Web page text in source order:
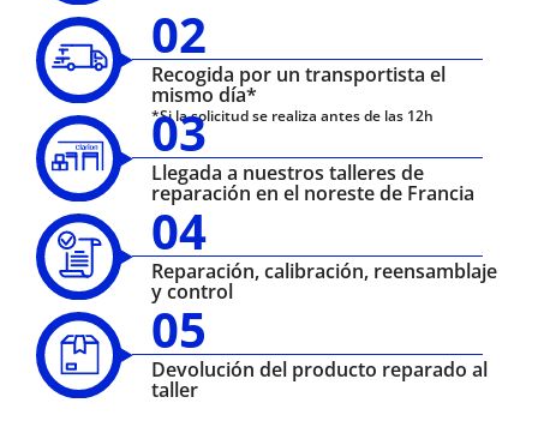
02
Recogida por un transportista el
mismo día*
*Si la solicitud se realiza antes de las 12h
03
Llegada a nuestros talleres de
reparación en el noreste de Francia
04
Reparación, calibración, reensamblaje
y control
05
Devolución del producto reparado al
taller